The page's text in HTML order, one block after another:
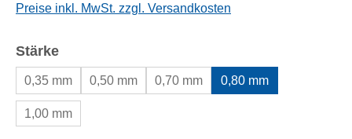
Preise inkl. MwSt. zzgl. Versandkosten
Stärkeauswählen
0,35 mm 0,50 mm 0,70 mm 0,80 mm
1,00 mm